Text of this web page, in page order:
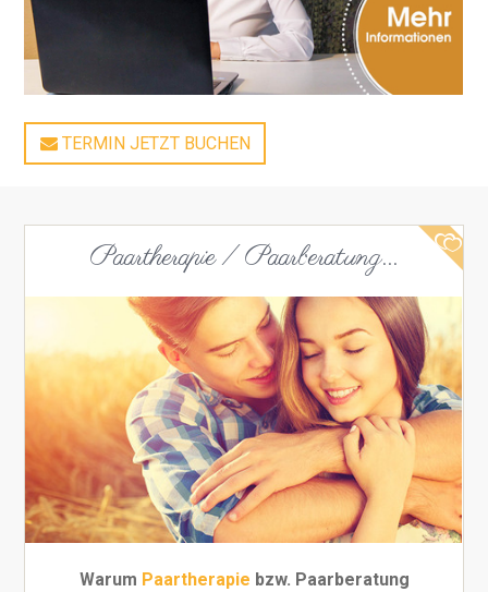
TERMIN JETZT BUCHEN
Paartherapie / Paarberatung...
Warum Paartherapie bzw. Paarberatung